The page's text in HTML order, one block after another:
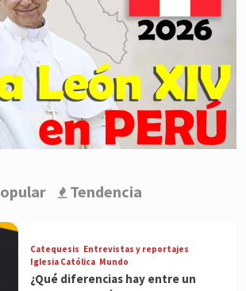
Tendencia
Catequesis Entrevistas y reportajes
Iglesia Católica Mundo
¿Qué diferencias hay entre un